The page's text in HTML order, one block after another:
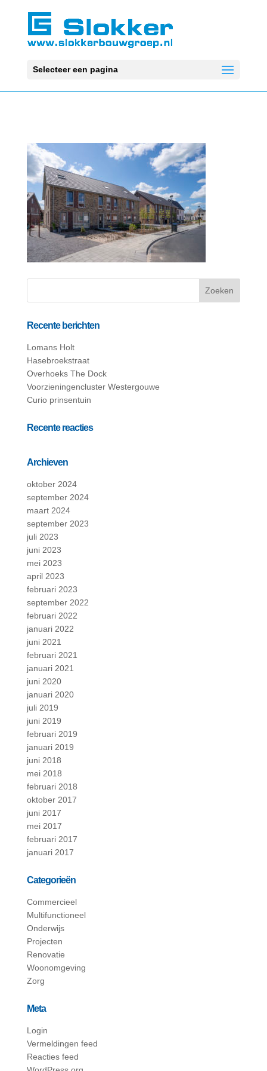
Selecteer een pagina
Recente berichten
Lomans Holt
Hasebroekstraat
Overhoeks The Dock
Voorzieningencluster Westergouwe
Curio prinsentuin
Recente reacties
Archieven
oktober 2024
september 2024
maart 2024
september 2023
juli 2023
juni 2023
mei 2023
april 2023
februari 2023
september 2022
februari 2022
januari 2022
juni 2021
februari 2021
januari 2021
juni 2020
januari 2020
juli 2019
juni 2019
februari 2019
januari 2019
juni 2018
mei 2018
februari 2018
oktober 2017
juni 2017
mei 2017
februari 2017
januari 2017
Categorieën
Commercieel
Multifunctioneel
Onderwijs
Projecten
Renovatie
Woonomgeving
Zorg
Meta
Login
Vermeldingen feed
Reacties feed